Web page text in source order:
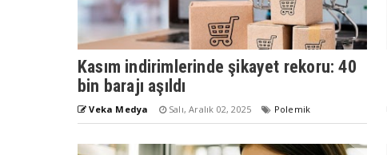
Kasım indirimlerinde şikayet rekoru: 40
bin barajı aşıldı
Veka Medya Salı, Aralık 02, 2025 Polemik